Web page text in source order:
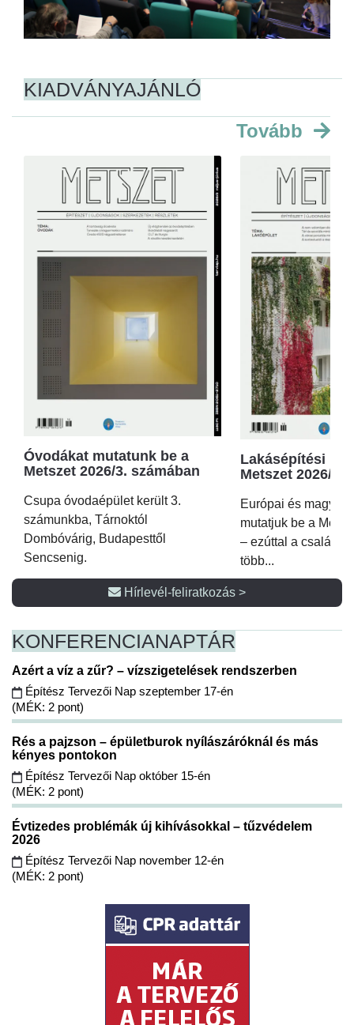
KIADVÁNYAJÁNLÓ
Tovább
Óvodákat mutatunk be a
Metszet 2026/3. számában
Csupa óvodaépület került 3.
számunkba, Tárnoktól
Dombóvárig, Budapesttől
Sencsenig.
Lakásépítési
Metszet 2026/2.
Európai és magyar
mutatjuk be a
– ezúttal a családi
több...
Hírlevél-feliratkozás >
KONFERENCIANAPTÁR
Azért a víz a zűr? – vízszigetelések rendszerben
Építész Tervezői Nap szeptember 17-én
(MÉK: 2 pont)
Rés a pajzson – épületburok nyílászáróknál és más
kényes pontokon
Építész Tervezői Nap október 15-én
(MÉK: 2 pont)
Évtizedes problémák új kihívásokkal – tűzvédelem
2026
Építész Tervezői Nap november 12-én
(MÉK: 2 pont)